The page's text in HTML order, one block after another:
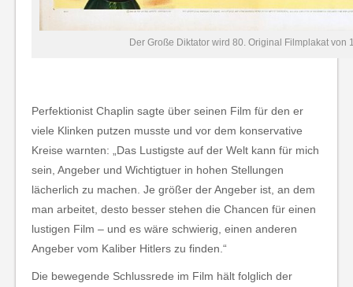
Der Große Diktator wird 80. Original Filmplakat von
Perfektionist Chaplin sagte über seinen Film für den er
viele Klinken putzen musste und vor dem konservative
Kreise warnten: „Das Lustigste auf der Welt kann für mich
sein, Angeber und Wichtigtuer in hohen Stellungen
lächerlich zu machen. Je größer der Angeber ist, an dem
man arbeitet, desto besser stehen die Chancen für einen
lustigen Film – und es wäre schwierig, einen anderen
Angeber vom Kaliber Hitlers zu finden.“
Die bewegende Schlussrede im Film hält folglich der